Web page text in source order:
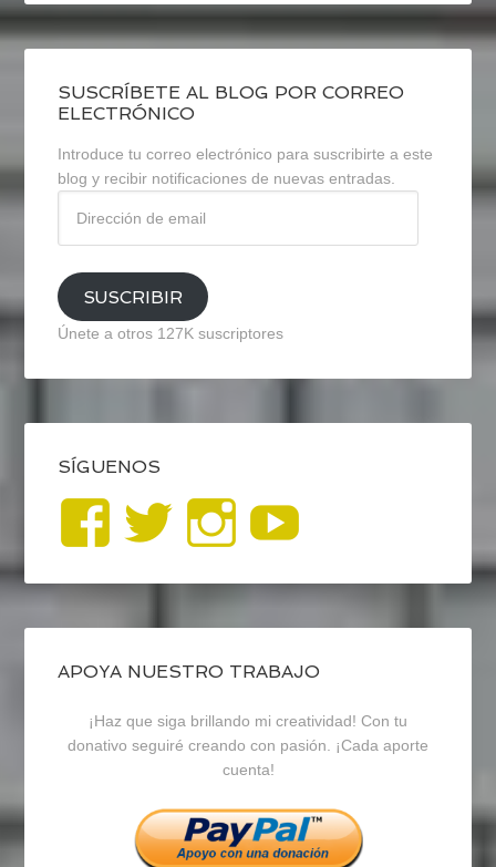
SUSCRÍBETE AL BLOG POR CORREO
ELECTRÓNICO
Introduce tu correo electrónico para suscribirte a este
blog y recibir notificaciones de nuevas entradas.
email
SUSCRIBIR
Únete a otros 127K suscriptores
SÍGUENOS
Ver
perfil
de
blogrecursosep
en
Facebook
Ver
perfil
de
recursosep
en
Twitter
Ver
perfil
de
recursosep
en
Instagram
APOYA NUESTRO TRABAJO
¡Haz que siga brillando mi creatividad! Con tu
donativo seguiré creando con pasión. ¡Cada aporte
cuenta!